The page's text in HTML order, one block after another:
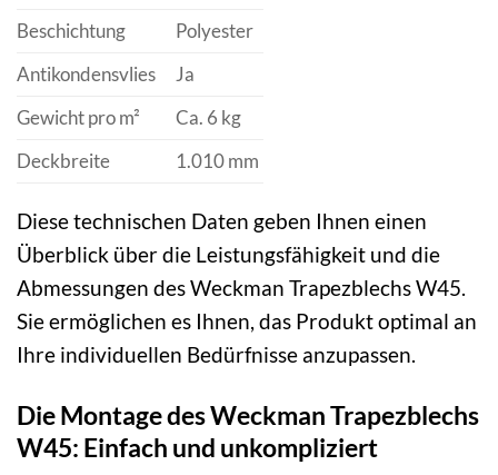
Beschichtung
Polyester
Antikondensvlies
Ja
Gewicht pro m²
Ca. 6 kg
Deckbreite
1.010 mm
Diese technischen Daten geben Ihnen einen
Überblick über die Leistungsfähigkeit und die
Abmessungen des Weckman Trapezblechs W45.
Sie ermöglichen es Ihnen, das Produkt optimal an
Ihre individuellen Bedürfnisse anzupassen.
Die Montage des Weckman Trapezblechs
W45: Einfach und unkompliziert